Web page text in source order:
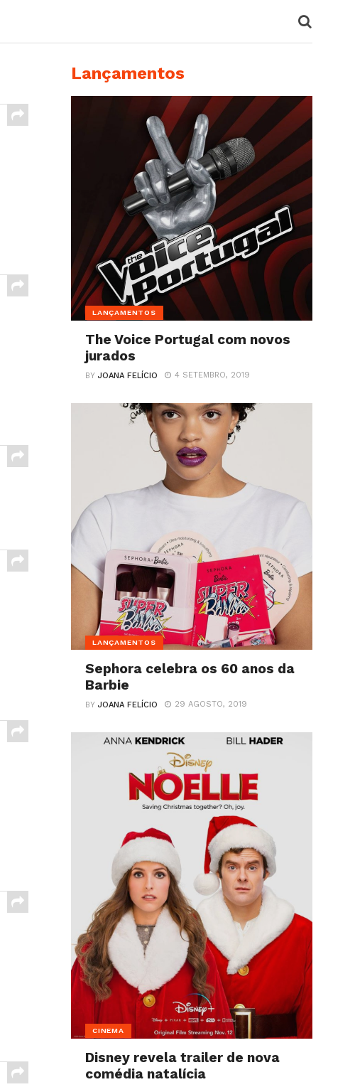
Lançamentos
LANÇAMENTOS
The Voice Portugal com novos
jurados
BYJOANA FELÍCIO 4 SETEMBRO, 2019
LANÇAMENTOS
Sephora celebra os 60 anos da
Barbie
BYJOANA FELÍCIO 29 AGOSTO, 2019
CINEMA
Disney revela trailer de nova
comédia natalícia